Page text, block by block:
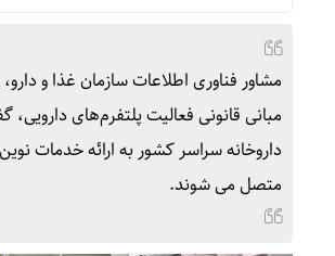
مشاور فناوری اطلاعات سازمان غذا و
داروخانه سراسر کشور به ارائه خدمات
متصل می شوند.